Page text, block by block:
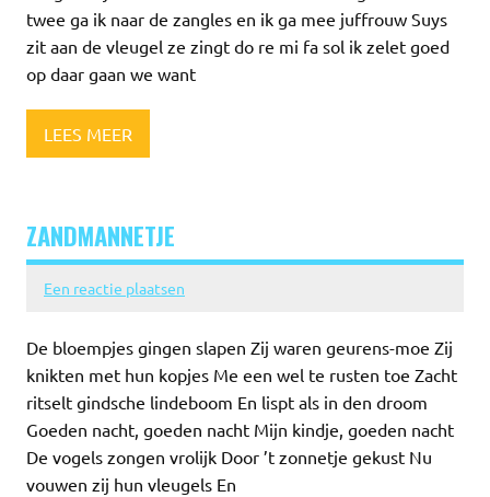
twee ga ik naar de zangles en ik ga mee juffrouw Suys
zit aan de vleugel ze zingt do re mi fa sol ik zelet goed
op daar gaan we want
LEES MEER
ZANDMANNETJE
Een reactie plaatsen
De bloempjes gingen slapen Zij waren geurens-moe Zij
knikten met hun kopjes Me een wel te rusten toe Zacht
ritselt gindsche lindeboom En lispt als in den droom
Goeden nacht, goeden nacht Mijn kindje, goeden nacht
De vogels zongen vrolijk Door ’t zonnetje gekust Nu
vouwen zij hun vleugels En